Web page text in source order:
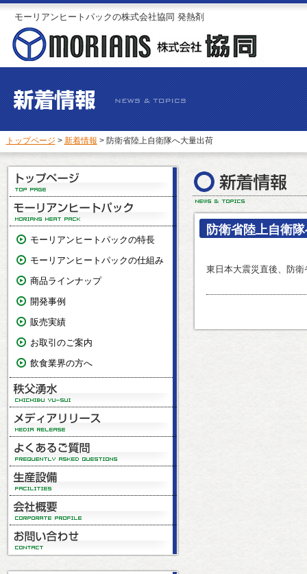
モーリアンヒートパックの株式会社協同 発熱剤
トップページ > 新着情報 > 防衛省陸上自衛隊へ大量出荷
モーリアンヒートパックの特長
モーリアンヒートパックの仕組み
商品ラインナップ
開発事例
販売実績
お取引のご案内
飲食業界の方へ
防衛省陸上自衛
東日本大震災直後、防